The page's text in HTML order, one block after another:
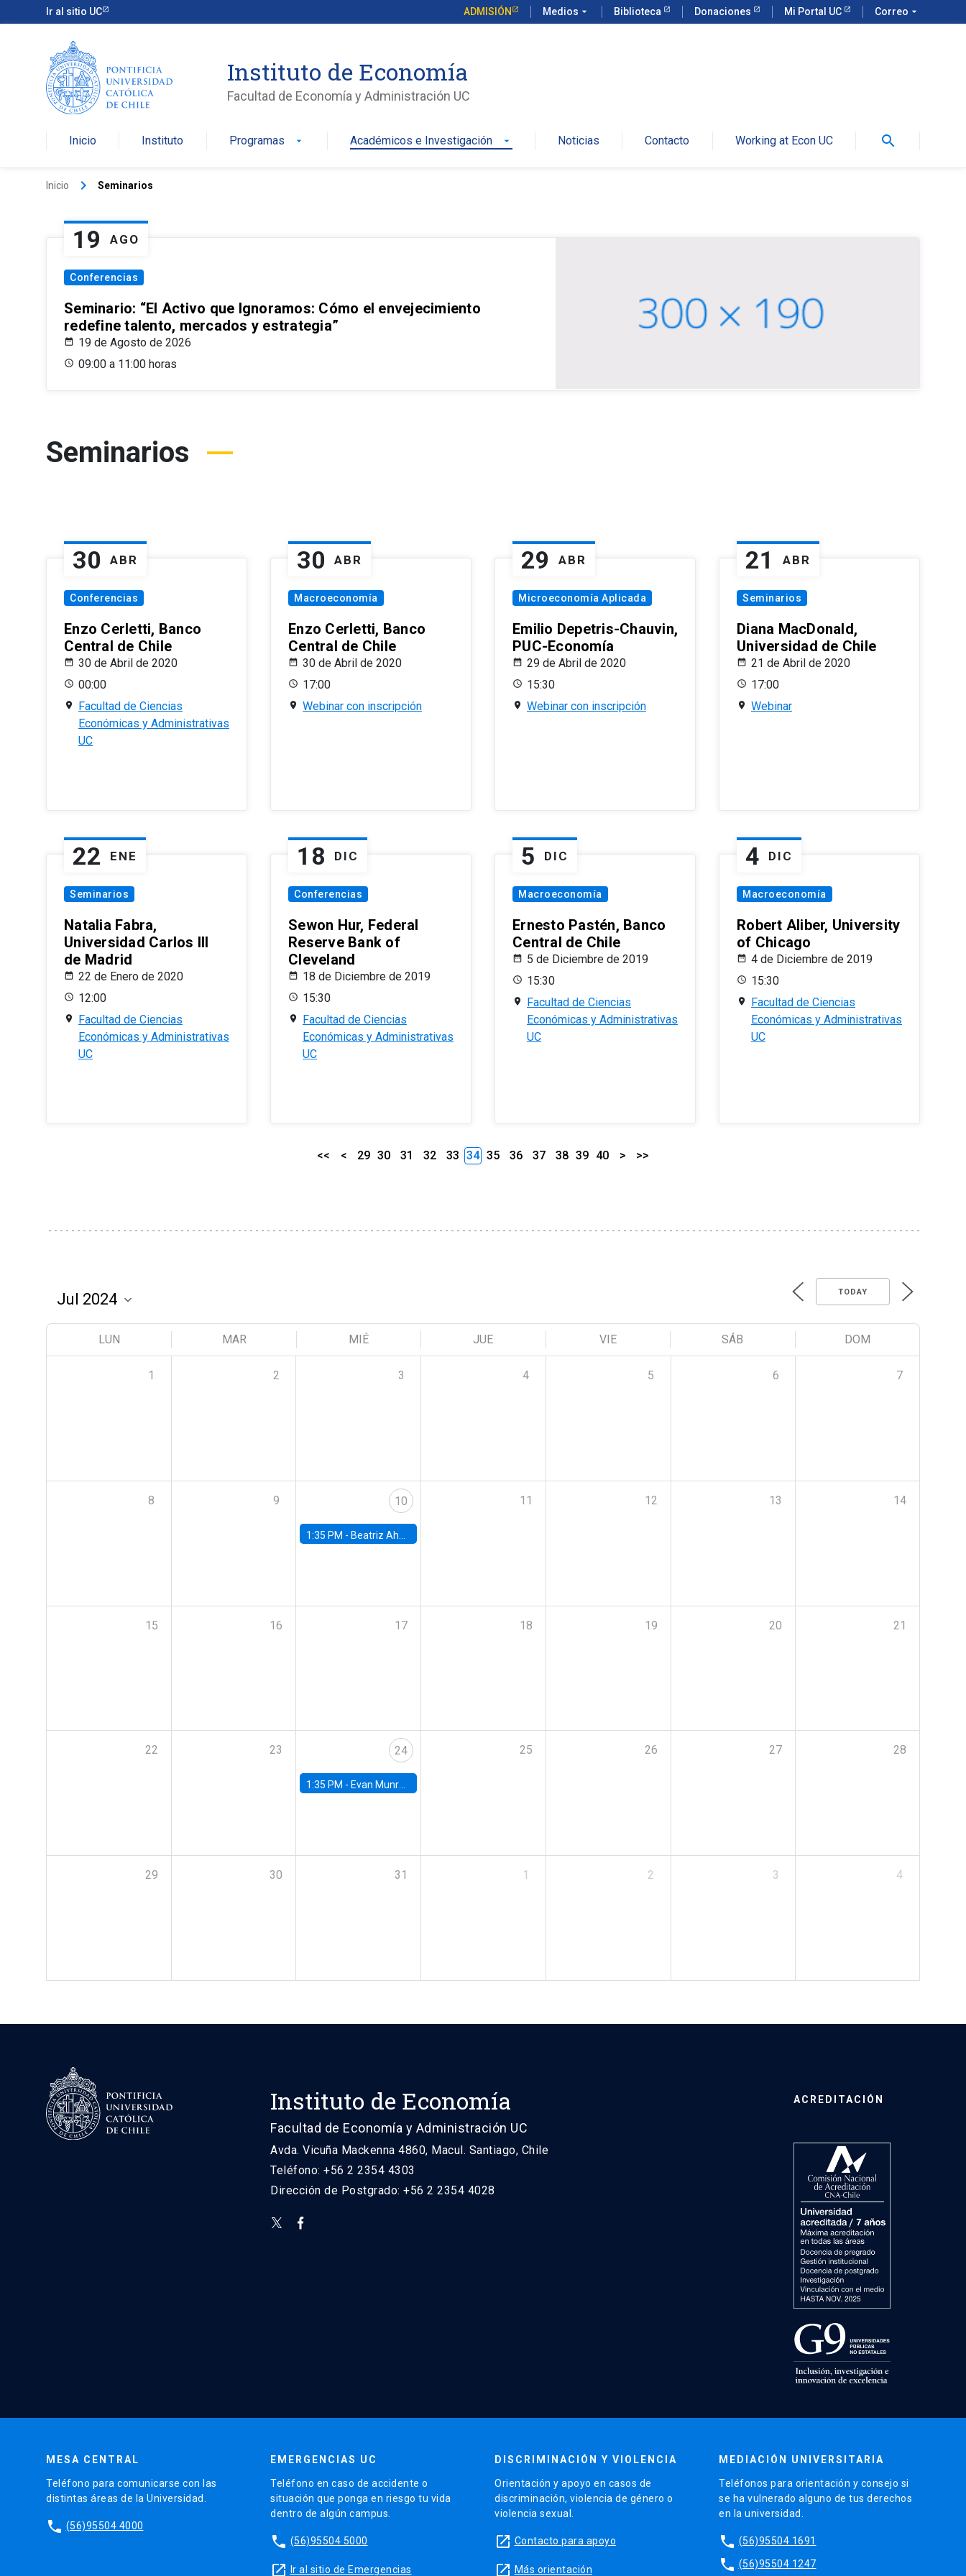
Ir al sitio UC ADMISIÓN Medios arrow_drop_down Biblioteca Donaciones Mi Portal UC Correo arrow_drop_down
Instituto de Economía
Facultad de Economía y Administración UC
Inicio Instituto Programas arrow_drop_down Académicos e Investigación arrow_drop_down Noticias Contacto Working at Econ UC search
Inicio keyboard_arrow_right Seminarios
19 AGO
Conferencias
Seminario: “El Activo que Ignoramos: Cómo el envejecimiento
redefine talento, mercados y estrategia”
19 de Agosto de 2026
09:00 a 11:00 horas
Seminarios
30 ABR
Conferencias
Enzo Cerletti, Banco
Central de Chile
30 de Abril de 2020
00:00
Facultad de Ciencias
Económicas y Administrativas
UC
30 ABR
Macroeconomía
Enzo Cerletti, Banco
Central de Chile
30 de Abril de 2020
17:00
Webinar con inscripción
29 ABR
Microeconomía Aplicada
Emilio Depetris-Chauvin,
PUC-Economía
29 de Abril de 2020
15:30
Webinar con inscripción
21 ABR
Seminarios
Diana MacDonald,
Universidad de Chile
21 de Abril de 2020
17:00
Webinar
22 ENE
Seminarios
Natalia Fabra,
Universidad Carlos III
de Madrid
22 de Enero de 2020
12:00
Facultad de Ciencias
Económicas y Administrativas
UC
18 DIC
Conferencias
Sewon Hur, Federal
Reserve Bank of
Cleveland
18 de Diciembre de 2019
15:30
Facultad de Ciencias
Económicas y Administrativas
UC
5 DIC
Macroeconomía
Ernesto Pastén, Banco
Central de Chile
5 de Diciembre de 2019
15:30
Facultad de Ciencias
Económicas y Administrativas
UC
4 DIC
Macroeconomía
Robert Aliber, University
of Chicago
4 de Diciembre de 2019
15:30
Facultad de Ciencias
Económicas y Administrativas
UC
<< < 29 30 31 32 33 34 35 36 37 38 39 40 > >>
TODAY
LUN MAR MIÉ JUE VIE SÁB DOM
1 2 3 4 5 6 7
8 9 10
1:35 PM - Beatriz Ahumada, PhD candidate, Universidad de Pittsburgh
11 12 13 14
15 16 17 18 19 20 21
22 23 24
1:35 PM - Evan Munro, Neyman Visiting Assistant Professor in the Department of Statistics at UC Berkeley
25 26 27 28
29 30 31 1 2 3 4
Instituto de Economía
Facultad de Economía y Administración UC
Avda. Vicuña Mackenna 4860, Macul. Santiago, Chile
Teléfono: +56 2 2354 4303
Dirección de Postgrado: +56 2 2354 4028
ACREDITACIÓN
MESA CENTRAL
Teléfono para comunicarse con las
distintas áreas de la Universidad.
phone (56)95504 4000
EMERGENCIAS UC
Teléfono en caso de accidente o
situación que ponga en riesgo tu vida
dentro de algún campus.
phone (56)95504 5000
launch Ir al sitio de Emergencias
DISCRIMINACIÓN Y VIOLENCIA
Orientación y apoyo en casos de
discriminación, violencia de género o
violencia sexual.
launch Contacto para apoyo
launch Más orientación
MEDIACIÓN UNIVERSITARIA
Teléfonos para orientación y consejo si
se ha vulnerado alguno de tus derechos
en la universidad.
phone (56)95504 1691
phone (56)95504 1247